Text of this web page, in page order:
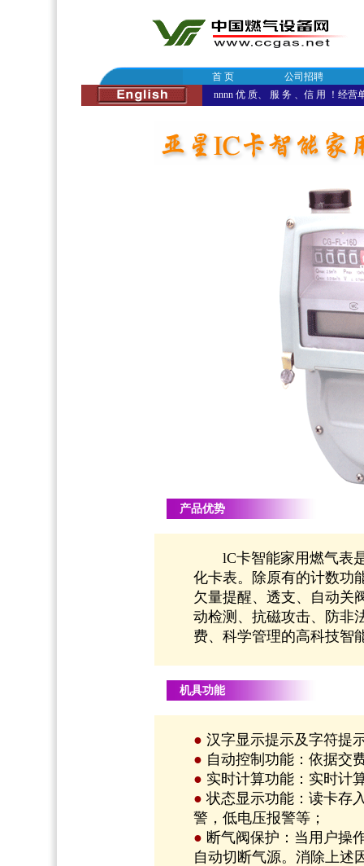
首 页
公司招聘
nnnn 优 质、 服 务 、信 用 ！经营
产品优势
lC卡智能家用燃气表是
化卡表。除原有的计数功
欠量提醒、透支、自动关
动检测、抗磁攻击、防非
费、科学管理的高科技智
机具功能
● 汉字显示提示及字符提
● 自动控制功能：依据交
● 实时计算功能：实时计
● 状态显示功能：读卡存
警，低电压报警等；
● 断气阀保护：当用户操
自动切断气源。消除上述